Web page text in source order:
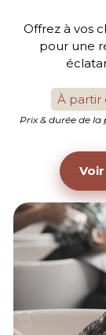
Offrez à vos
pour une
À partir
Prix & durée de